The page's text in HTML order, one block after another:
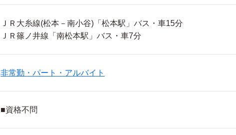
ＪＲ大糸線(松本－南小谷)「松本駅」バス・車15分
ＪＲ篠ノ井線「南松本駅」バス・車7分
非常勤・パート・アルバイト
■資格不問